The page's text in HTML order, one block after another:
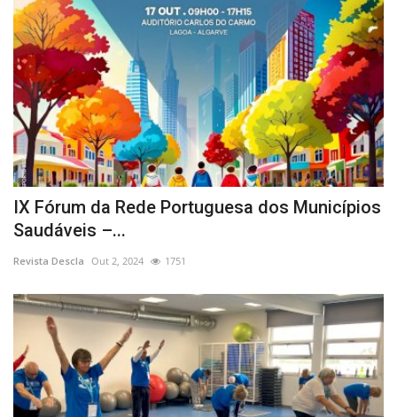
IX Fórum da Rede Portuguesa dos Municípios
Saudáveis –...
Revista Descla Out 2, 2024 1751